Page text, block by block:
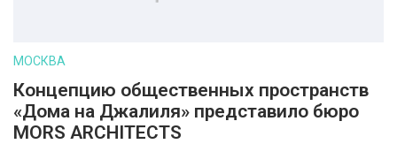
МОСКВА
Концепцию общественных пространств
«Дома на Джалиля» представило бюро
MORS ARCHITECTS